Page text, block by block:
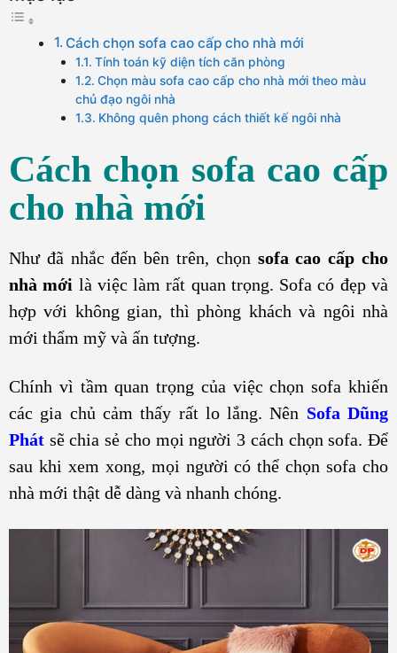
Cách chọn sofa cao cấp cho nhà mới
Tính toán kỹ diện tích căn phòng
Chọn màu sofa cao cấp cho nhà mới theo màu
chủ đạo ngôi nhà
Không quên phong cách thiết kế ngôi nhà
Cách chọn sofa cao cấp
cho nhà mới
Như đã nhắc đến bên trên, chọn sofa cao cấp cho
nhà mới là việc làm rất quan trọng. Sofa có đẹp và
hợp với không gian, thì phòng khách và ngôi nhà
mới thẩm mỹ và ấn tượng.
Chính vì tầm quan trọng của việc chọn sofa khiến
các gia chủ cảm thấy rất lo lắng. Nên Sofa Dũng
Phát sẽ chia sẻ cho mọi người 3 cách chọn sofa. Để
sau khi xem xong, mọi người có thể chọn sofa cho
nhà mới thật dễ dàng và nhanh chóng.